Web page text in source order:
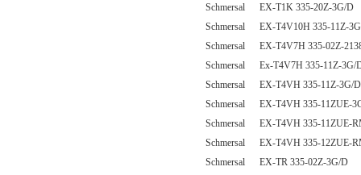
Schmersal EX-T1K 335-20Z-3G/D
Schmersal EX-T4V10H 335-11Z-
Schmersal EX-T4V7H 335-02Z-
Schmersal Ex-T4V7H 335-11Z-3G/
Schmersal EX-T4VH 335-11Z-3G/D
Schmersal EX-T4VH 335-11ZUE-
Schmersal EX-T4VH 335-11ZUE-
Schmersal EX-T4VH 335-12ZUE-
Schmersal EX-TR 335-02Z-3G/D